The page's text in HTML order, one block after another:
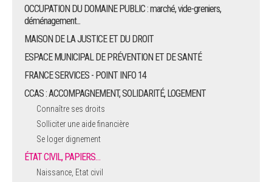
OCCUPATION DU DOMAINE PUBLIC : marché, vide-greniers,
déménagement...
MAISON DE LA JUSTICE ET DU DROIT
ESPACE MUNICIPAL DE PRÉVENTION ET DE SANTÉ
FRANCE SERVICES - POINT INFO 14
CCAS : ACCOMPAGNEMENT, SOLIDARITÉ, LOGEMENT
Connaître ses droits
Solliciter une aide financière
Se loger dignement
ÉTAT CIVIL, PAPIERS…
Naissance, Etat civil